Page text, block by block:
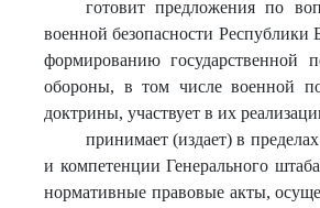
готовит предложения по
военной безопасности Республики
формированию государственной
обороны, в том числе военной
доктрины, участвует в их
принимает (издает) в
и компетенции Генерального
нормативные правовые акты,